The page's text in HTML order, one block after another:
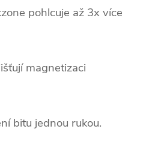
pohlcuje až 3x více
magnetizaci
bitu jednou rukou.